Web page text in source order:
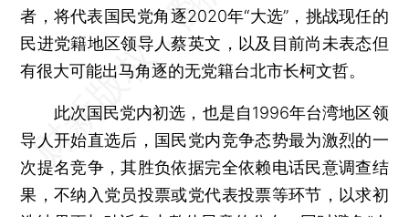
者，将代表国民党角逐2020年“大选”，挑战现任的
民进党籍地区领导人蔡英文，以及目前尚未表态但
有很大可能出马角逐的无党籍台北市长柯文哲。
此次国民党内初选，也是自1996年台湾地区领
导人开始直选后，国民党内竞争态势最为激烈的一
次提名竞争，其胜负依据完全依赖电话民意调查结
果，不纳入党员投票或党代表投票等环节，以求初